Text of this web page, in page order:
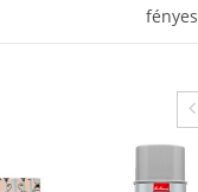
fényes